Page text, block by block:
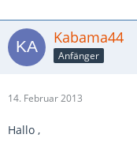
Kabama44
Anfänger
14. Februar 2013
Hallo ,